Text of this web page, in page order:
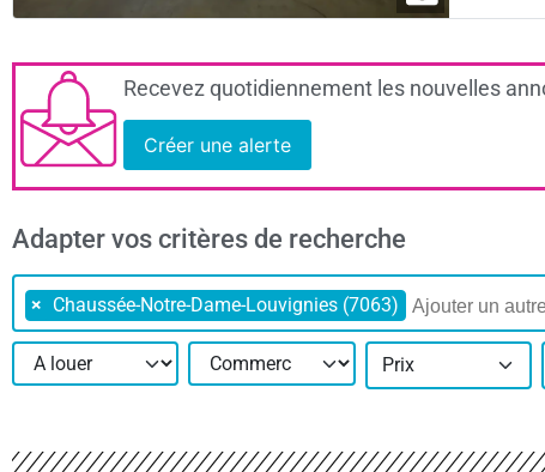
Recevez quotidiennement les nouvelles
Créer une alerte
Adapter vos critères de recherche
× Chaussée-Notre-Dame-Louvignies (7063)
Prix